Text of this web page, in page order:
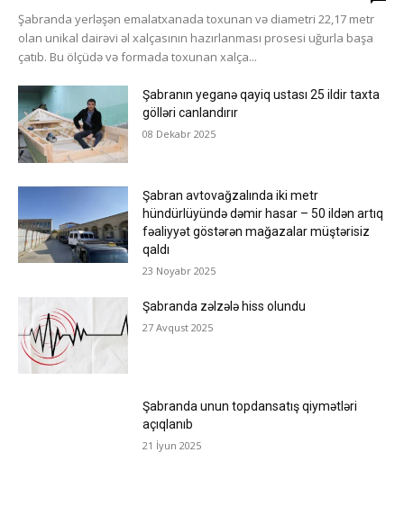
Şabranda yerləşən emalatxanada toxunan və diametri 22,17 metr
olan unikal dairəvi əl xalçasının hazırlanması prosesi uğurla başa
çatıb. Bu ölçüdə və formada toxunan xalça...
Şabranın yeganə qayiq ustası 25 ildir taxta
gölləri canlandırır
08 Dekabr 2025
Şabran avtovağzalında iki metr
hündürlüyündə dəmir hasar – 50 ildən artıq
fəaliyyət göstərən mağazalar müştərisiz
qaldı
23 Noyabr 2025
Şabranda zəlzələ hiss olundu
27 Avqust 2025
Şabranda unun topdansatış qiymətləri
açıqlanıb
21 İyun 2025